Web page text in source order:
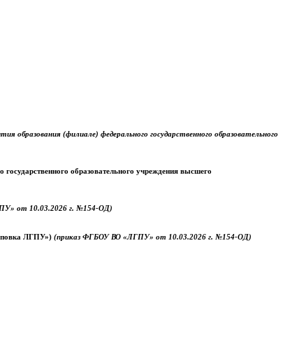
(филиале) федерального государственного образовательного
образовательного учреждения высшего
от 10.03.2026 г. №154-ОД)
ЛГПУ») (приказ ФГБОУ ВО «ЛГПУ» от 10.03.2026 г. №154-ОД)